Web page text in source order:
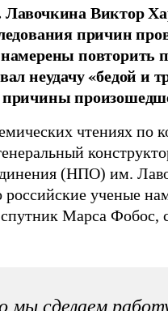
Виктор
причин
повторить
неудачу «бедой и
чтениях по
(НПО) им.
российские ученые
Марса Фобос,
мы сделаем